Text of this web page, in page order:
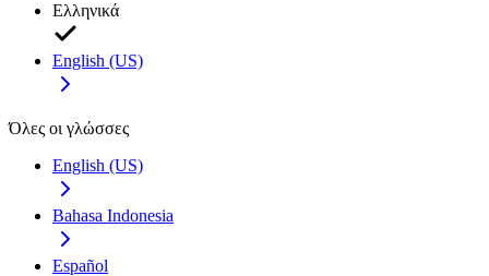
Ελληνικά
English (US)
Όλες οι γλώσσες
English (US)
Bahasa Indonesia
Español